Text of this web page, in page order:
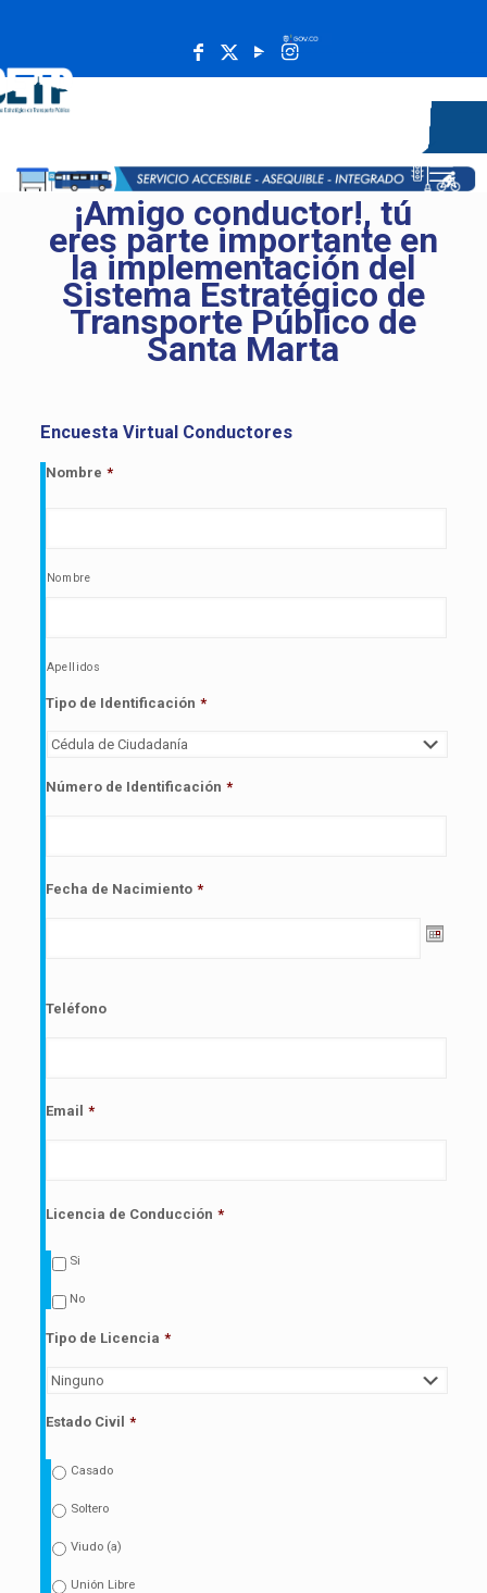
¡Amigo conductor!, tú
eres parte importante en
la implementación del
Sistema Estratégico de
Transporte Público de
Santa Marta
Encuesta Virtual Conductores
Nombre *
Nombre
Apellidos
Tipo de Identificación *
Número de Identificación *
Fecha de Nacimiento *
de
Teléfono
Email *
Licencia de Conducción *
Si
No
Tipo de Licencia *
Estado Civil *
Casado
Soltero
Viudo (a)
Unión Libre